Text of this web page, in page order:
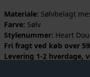
Materiale: Sølvbelagt
Farve: Sølv
Stylenummer: Heart
Fri fragt ved køb over
Levering 1-2 hverdage,